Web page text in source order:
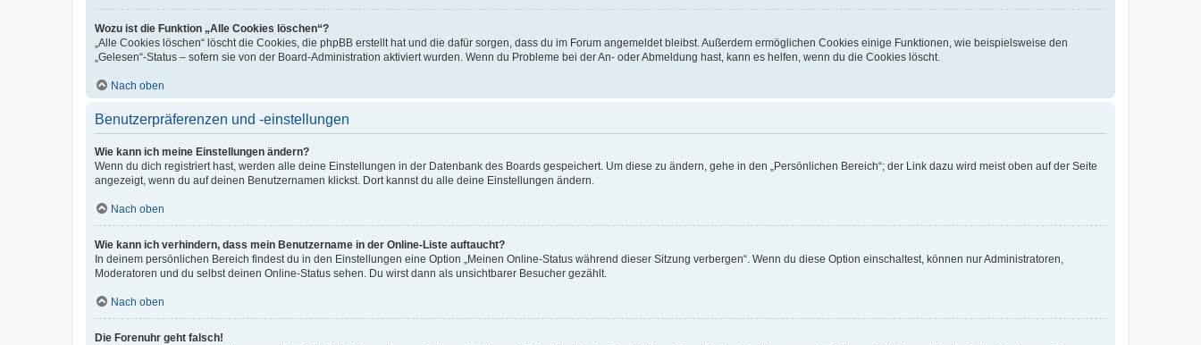
Wozu ist die Funktion „Alle Cookies löschen“?
„Alle Cookies löschen“ löscht die Cookies, die phpBB erstellt hat und die dafür sorgen, dass du im Forum angemeldet bleibst. Außerdem ermöglichen Cookies einige Funktionen, wie beispielsweise den
„Gelesen“-Status – sofern sie von der Board-Administration aktiviert wurden. Wenn du Probleme bei der An- oder Abmeldung hast, kann es helfen, wenn du die Cookies löscht.
Nach oben
Benutzerpräferenzen und -einstellungen
Wie kann ich meine Einstellungen ändern?
Wenn du dich registriert hast, werden alle deine Einstellungen in der Datenbank des Boards gespeichert. Um diese zu ändern, gehe in den „Persönlichen Bereich“; der Link dazu wird meist oben auf der Seite
angezeigt, wenn du auf deinen Benutzernamen klickst. Dort kannst du alle deine Einstellungen ändern.
Nach oben
Wie kann ich verhindern, dass mein Benutzername in der Online-Liste auftaucht?
In deinem persönlichen Bereich findest du in den Einstellungen eine Option „Meinen Online-Status während dieser Sitzung verbergen“. Wenn du diese Option einschaltest, können nur Administratoren,
Moderatoren und du selbst deinen Online-Status sehen. Du wirst dann als unsichtbarer Besucher gezählt.
Nach oben
Die Forenuhr geht falsch!